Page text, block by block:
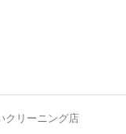
クリーニング店